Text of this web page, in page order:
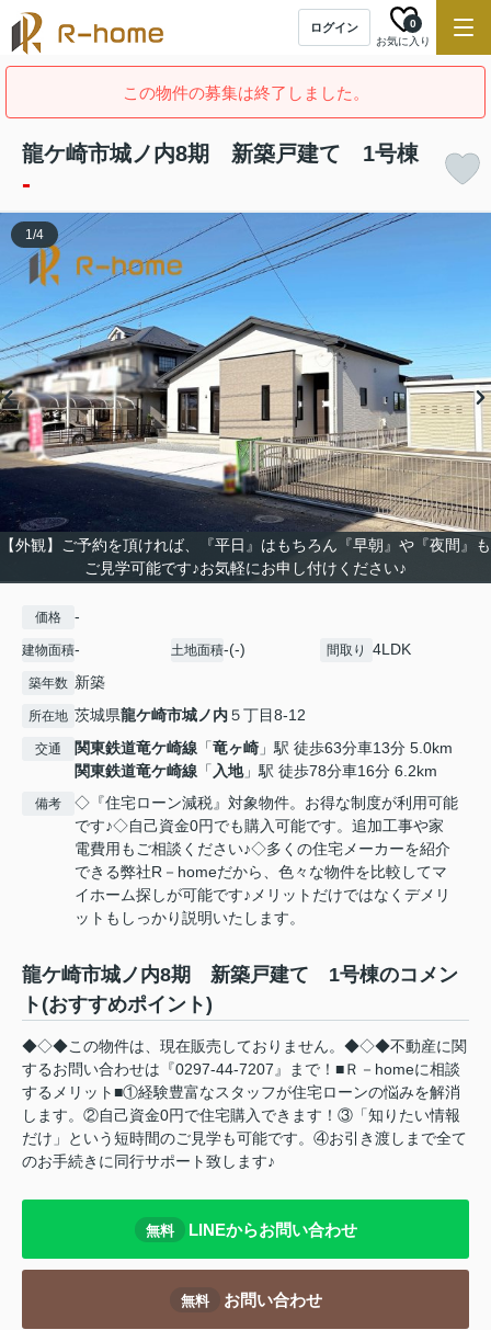
ログイン
お気に入り
0
この物件の募集は終了しました。
龍ケ崎市城ノ内8期 新築戸建て 1号棟
-
【外観】ご予約を頂ければ、『平日』はもちろん『早朝』や『夜間』も
ご見学可能です♪お気軽にお申し付けください♪
1/4
価格 -
建物面積- 土地面積-(-) 間取り 4LDK
築年数 新築
所在地 茨城県龍ケ崎市城ノ内５丁目8-12
交通 関東鉄道竜ケ崎線 「竜ヶ崎 」駅 徒歩63分車13分 5.0km
関東鉄道竜ケ崎線 「入地」駅 徒歩78分車16分 6.2km
備考
◇『住宅ローン減税』対象物件。お得な制度が利用可能
です♪◇自己資金0円でも購入可能です。追加工事や家
電費用もご相談ください♪◇多くの住宅メーカーを紹介
できる弊社R－homeだから、色々な物件を比較してマ
イホーム探しが可能です♪メリットだけではなくデメリ
ットもしっかり説明いたします。
龍ケ崎市城ノ内8期 新築戸建て 1号棟のコメン
ト(おすすめポイント)
◆◇◆この物件は、現在販売しておりません。◆◇◆不動産に関
するお問い合わせは『0297-44-7207』まで！■Ｒ－homeに相談
するメリット■①経験豊富なスタッフが住宅ローンの悩みを解消
します。②自己資金0円で住宅購入できます！③「知りたい情報
だけ」という短時間のご見学も可能です。④お引き渡しまで全て
のお手続きに同行サポート致します♪
無料 LINEからお問い合わせ
無料 お問い合わせ